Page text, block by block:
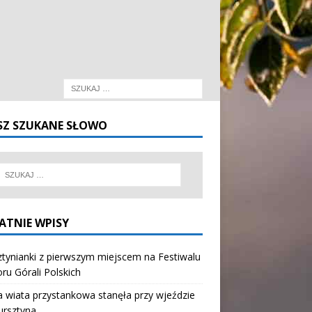
SZUKANE SŁOWO
WPISY
z pierwszym miejscem na Festiwalu
Górali Polskich
wiata przystankowa stanęła przy wjeździe